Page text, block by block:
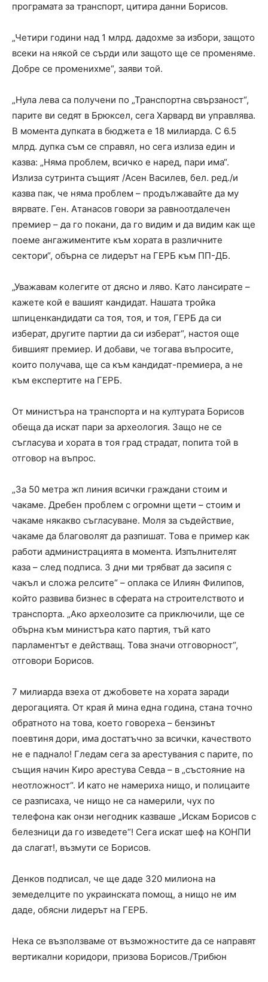
програмата за транспорт, цитира данни Борисов.
„Четири години над 1 млрд. дадохме за избори, защото
всеки на някой се сърди или защото ще се променяме.
Добре се променихме“, заяви той.
„Нула лева са получени по „Транспортна свързаност“,
парите ви седят в Брюксел, сега Харвард ви управлява.
В момента дупката в бюджета е 18 милиарда. С 6.5
млрд. дупка съм се справял, но сега излиза един и
казва: „Няма проблем, всичко е наред, пари има“.
Излиза сутринта същият /Асен Василев, бел. ред./и
казва пак, че няма проблем – продължавайте да му
вярвате. Ген. Атанасов говори за равноотдалечен
премиер – да го покани, да го видим и да видим как ще
поеме ангажиментите към хората в различните
сектори“, обърна се лидерът на ГЕРБ към ПП-ДБ.
„Уважавам колегите от дясно и ляво. Като лансирате –
кажете кой е вашият кандидат. Нашата тройка
шпиценкандидати са тоя, тоя, и тоя, ГЕРБ да си
изберат, другите партии да си изберат“, настоя още
бившият премиер. И добави, че тогава въпросите,
които получава, ще са към кандидат-премиера, а не
към експертите на ГЕРБ.
От министъра на транспорта и на културата Борисов
обеща да искат пари за археология. Защо не се
съгласува и хората в тоя град страдат, попита той в
отговор на въпрос.
„За 50 метра жп линия всички граждани стоим и
чакаме. Дребен проблем с огромни щети – стоим и
чакаме някакво съгласуване. Моля за съдействие,
чакаме да благоволят да разпишат. Това е пример как
работи администрацията в момента. Изпълнителят
каза – след подписа. 3 дни ми трябват да засипя с
чакъл и сложа релсите“ – оплака се Илиян Филипов,
който развива бизнес в сферата на строителството и
транспорта. „Ако археолозите са приключили, ще се
обърна към министъра като партия, тъй като
парламентът е действащ. Това значи отговорност“,
отговори Борисов.
7 милиарда взеха от джобовете на хората заради
дерогацията. От края й мина една година, стана точно
обратното на това, което говореха – бензинът
поевтиня дори, има достатъчно за всички, качеството
не е паднало! Гледам сега за арестувания с парите, по
същия начин Киро арестува Севда – в „състояние на
неотложност“. И като не намериха нищо, и полицаите
се разписаха, че нищо не са намерили, чух по
телефона как онзи негодник казваше „Искам Борисов с
белезници да го изведете“! Сега искат шеф на КОНПИ
да слагат!, възмути се Борисов.
Денков подписал, че ще даде 320 милиона на
земеделците по украинската помощ, а нищо не им
даде, обясни лидерът на ГЕРБ.
Нека се възползваме от възможностите да се направят
вертикални коридори, призова Борисов./Трибюн